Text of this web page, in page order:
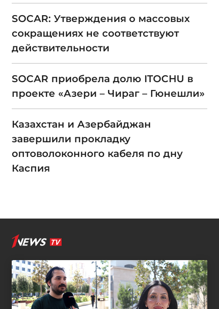
SOCAR: Утверждения о массовых
сокращениях не соответствуют
действительности
SOCAR приобрела долю ITOCHU в
проекте «Азери – Чираг – Гюнешли»
Казахстан и Азербайджан
завершили прокладку
оптоволоконного кабеля по дну
Каспия